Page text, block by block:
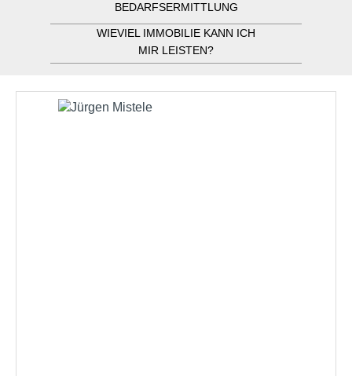
BEDARFSERMITTLUNG
WIEVIEL IMMOBILIE KANN ICH
MIR LEISTEN?